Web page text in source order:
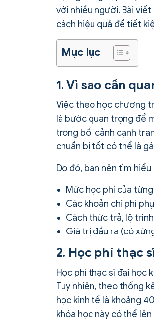
với nhiều người. Bài
cách hiệu quả để tiết
Mục lục
1. Vì sao cần
Việc theo học chương
là bước quan trọng để
trong bối cảnh cạnh
chuẩn bị tốt có thể là
Do đó, bạn nên tìm hiểu
Mức học phí của
Các khoản chi phí
Cách thức trả, lộ
Giá trị đầu ra (có
2. Học phí thạc
Học phí thạc sĩ đại học
Tuy nhiên, theo thống
học kinh tế là khoảng
khóa học này có thể